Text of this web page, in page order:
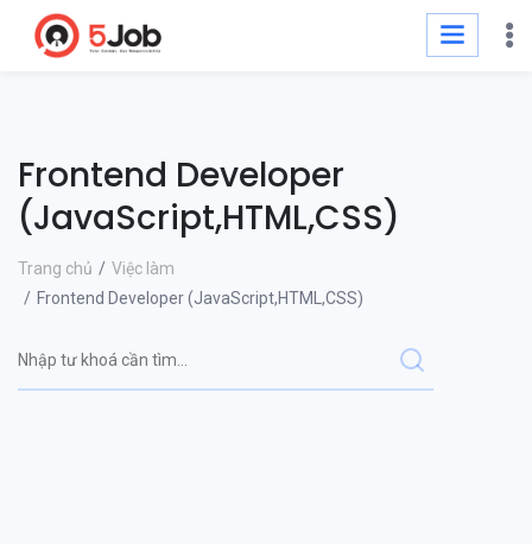
Frontend Developer
(JavaScript,HTML,CSS)
Trang chủ
Việc làm
Frontend Developer (JavaScript,HTML,CSS)